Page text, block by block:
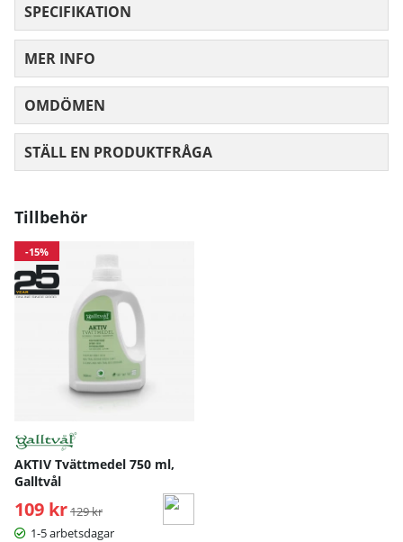
SPECIFIKATION
MER INFO
OMDÖMEN
STÄLL EN PRODUKTFRÅGA
Tillbehör
-15%
AKTIV Tvättmedel 750 ml,
Galltvål
109 kr Ordinarie pris:
129 kr
1-5 arbetsdagar